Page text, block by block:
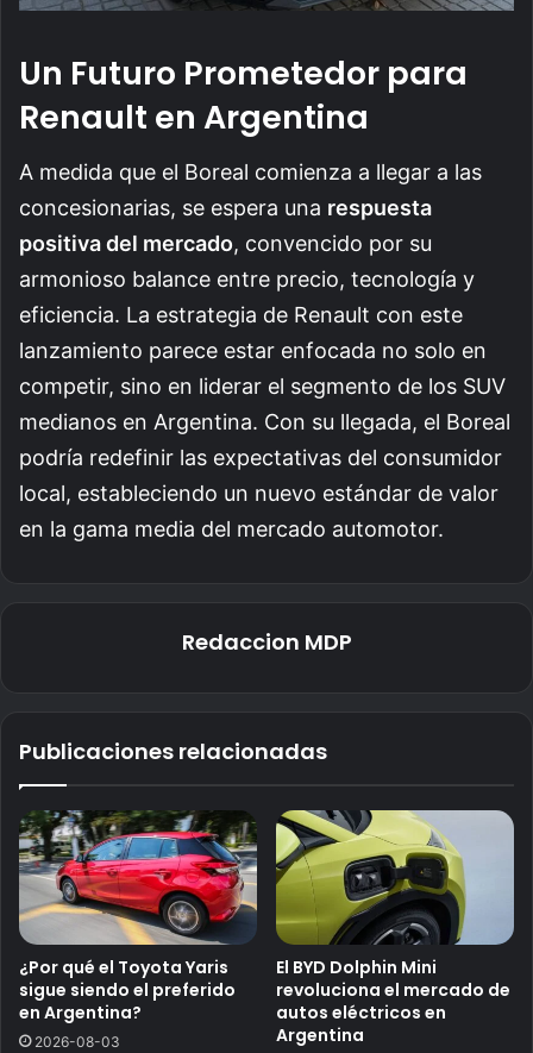
Un Futuro Prometedor para
Renault en Argentina
A medida que el Boreal comienza a llegar a las
concesionarias, se espera una respuesta
positiva del mercado, convencido por su
armonioso balance entre precio, tecnología y
eficiencia. La estrategia de Renault con este
lanzamiento parece estar enfocada no solo en
competir, sino en liderar el segmento de los SUV
medianos en Argentina. Con su llegada, el Boreal
podría redefinir las expectativas del consumidor
local, estableciendo un nuevo estándar de valor
en la gama media del mercado automotor.
Redaccion MDP
Publicaciones relacionadas
¿Por qué el Toyota Yaris
sigue siendo el preferido
en Argentina?
2026-08-03
El BYD Dolphin Mini
revoluciona el mercado de
autos eléctricos en
Argentina